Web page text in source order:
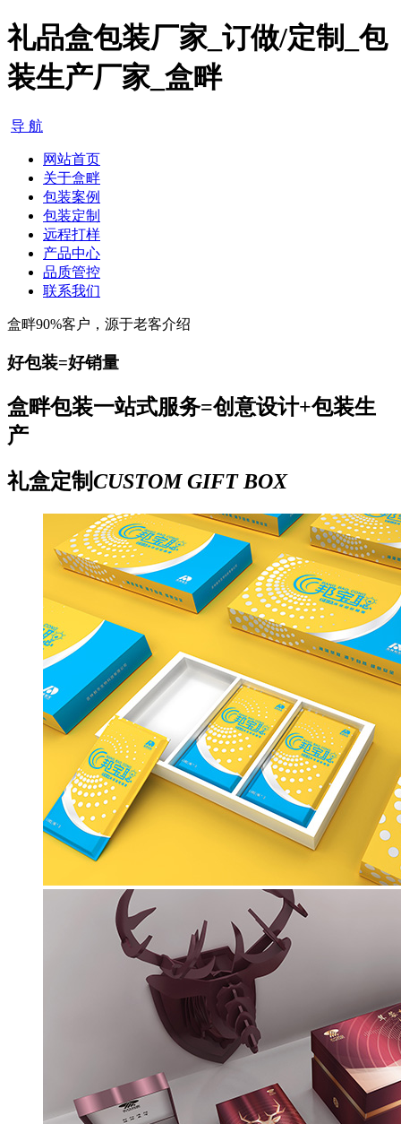
礼品盒包装厂家_订做/定制_包
装生产厂家_盒畔
导 航
网站首页
关于盒畔
包装案例
包装定制
远程打样
产品中心
品质管控
联系我们
盒畔90%客户，源于老客介绍
好包装=好销量
盒畔包装一站式服务=创意设计+包装生
产
礼盒定制CUSTOM GIFT BOX